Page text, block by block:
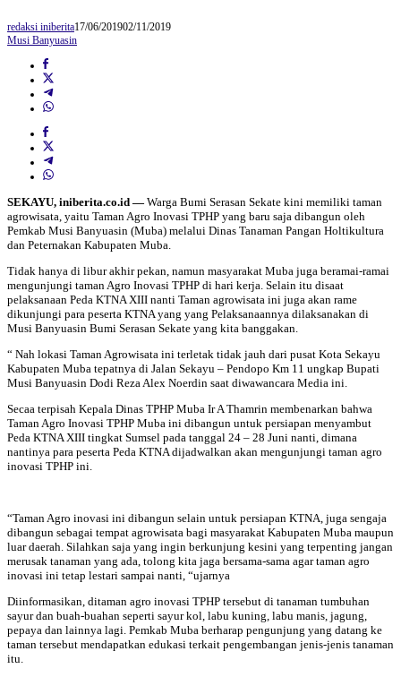
redaksi iniberita17/06/201902/11/2019
Musi Banyuasin
SEKAYU, iniberita.co.id — Warga Bumi Serasan Sekate kini memiliki taman
agrowisata, yaitu Taman Agro Inovasi TPHP yang baru saja dibangun oleh
Pemkab Musi Banyuasin (Muba) melalui Dinas Tanaman Pangan Holtikultura
dan Peternakan Kabupaten Muba.
Tidak hanya di libur akhir pekan, namun masyarakat Muba juga beramai-ramai
mengunjungi taman Agro Inovasi TPHP di hari kerja. Selain itu disaat
pelaksanaan Peda KTNA XIII nanti Taman agrowisata ini juga akan rame
dikunjungi para peserta KTNA yang yang Pelaksanaannya dilaksanakan di
Musi Banyuasin Bumi Serasan Sekate yang kita banggakan.
“ Nah lokasi Taman Agrowisata ini terletak tidak jauh dari pusat Kota Sekayu
Kabupaten Muba tepatnya di Jalan Sekayu – Pendopo Km 11 ungkap Bupati
Musi Banyuasin Dodi Reza Alex Noerdin saat diwawancara Media ini.
Secaa terpisah Kepala Dinas TPHP Muba Ir A Thamrin membenarkan bahwa
Taman Agro Inovasi TPHP Muba ini dibangun untuk persiapan menyambut
Peda KTNA XIII tingkat Sumsel pada tanggal 24 – 28 Juni nanti, dimana
nantinya para peserta Peda KTNA dijadwalkan akan mengunjungi taman agro
inovasi TPHP ini.
“Taman Agro inovasi ini dibangun selain untuk persiapan KTNA, juga sengaja
dibangun sebagai tempat agrowisata bagi masyarakat Kabupaten Muba maupun
luar daerah. Silahkan saja yang ingin berkunjung kesini yang terpenting jangan
merusak tanaman yang ada, tolong kita jaga bersama-sama agar taman agro
inovasi ini tetap lestari sampai nanti, “ujarnya
Diinformasikan, ditaman agro inovasi TPHP tersebut di tanaman tumbuhan
sayur dan buah-buahan seperti sayur kol, labu kuning, labu manis, jagung,
pepaya dan lainnya lagi. Pemkab Muba berharap pengunjung yang datang ke
taman tersebut mendapatkan edukasi terkait pengembangan jenis-jenis tanaman
itu.